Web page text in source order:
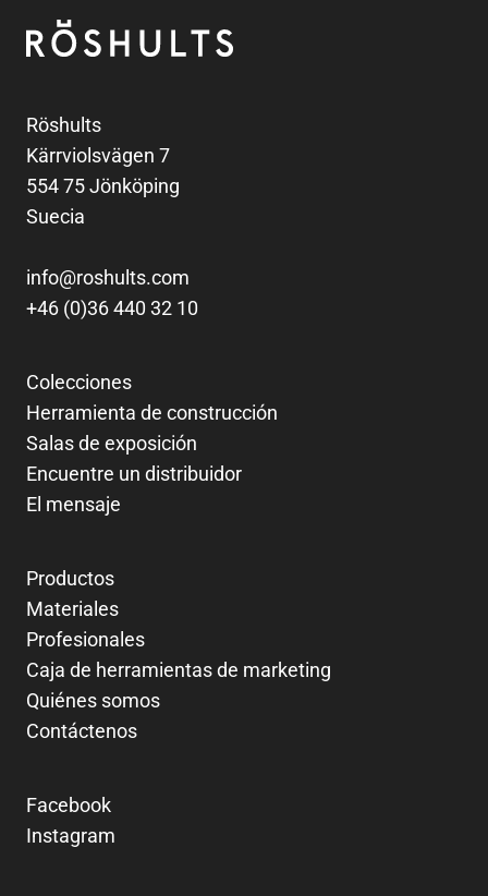
Röshults
Röshults
Kärrviolsvägen 7
554 75 Jönköping
Suecia
info@roshults.com
+46 (0)36 440 32 10
Colecciones
Herramienta de construcción
Salas de exposición
Encuentre un distribuidor
El mensaje
Productos
Materiales
Profesionales
Caja de herramientas de marketing
Quiénes somos
Contáctenos
Facebook
Instagram